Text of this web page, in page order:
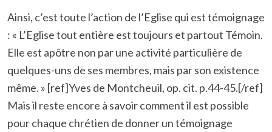
Ainsi, c’est toute l’action de l’Eglise qui est témoignage
: « L’Eglise tout entière est toujours et partout Témoin.
Elle est apôtre non par une activité particulière de
quelques-uns de ses membres, mais par son existence
même. » [ref]Yves de Montcheuil, op. cit. p.44-45.[/ref]
Mais il reste encore à savoir comment il est possible
pour chaque chrétien de donner un témoignage